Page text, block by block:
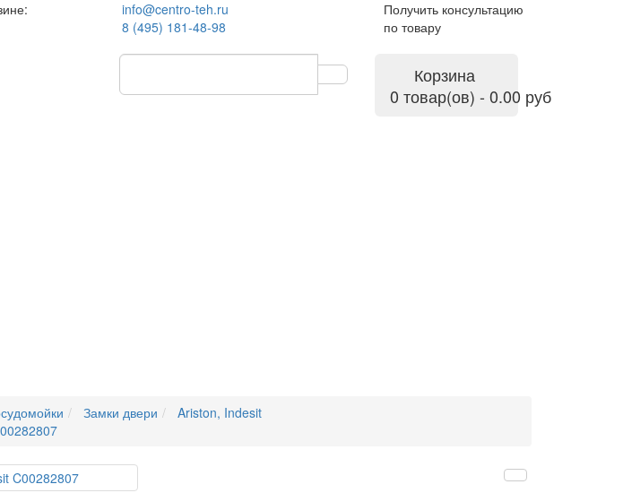
info@centro-teh.ru
8 (495) 181-48-98
Получить консультацию
по товару
Корзина
0 товар(ов) - 0.00 руб
Замки двери
Ariston, Indesit